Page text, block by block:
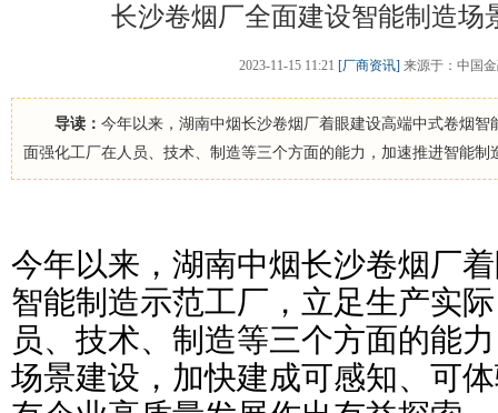
长沙卷烟厂全面建设智能制造场
2023-11-15 11:21 [厂商资讯] 来源于：中国
导读： 今年以来，湖南中烟长沙卷烟厂着眼建设高端中式卷烟
面强化工厂在人员、技术、制造等三个方面的能力，加速推进智能制
今年以来，湖南中烟长沙卷烟厂
智能制造示范工厂，立足生产实
员、技术、制造等三个方面的能
场景建设，加快建成可感知、可